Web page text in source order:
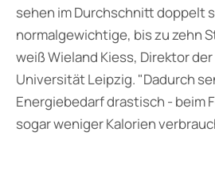
sehen im Durchschnitt doppelt
normalgewichtige, bis zu zehn
weiß Wieland Kiess, Direktor
Universität Leipzig. "Dadurch
Energiebedarf drastisch - beim
sogar weniger Kalorien